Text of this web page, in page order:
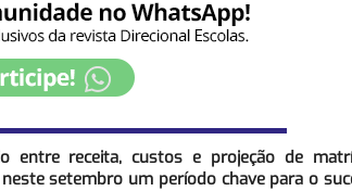
entre receita, custos e projeção de
setembro um período chave para o